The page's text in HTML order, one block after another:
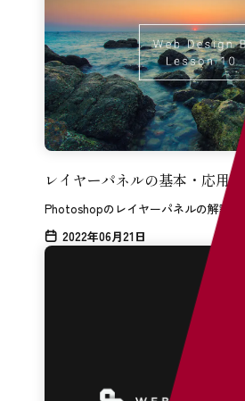
レイヤーパネルの基本・応用の
Photoshopのレイヤーパネルの解説を
2022年06月21日